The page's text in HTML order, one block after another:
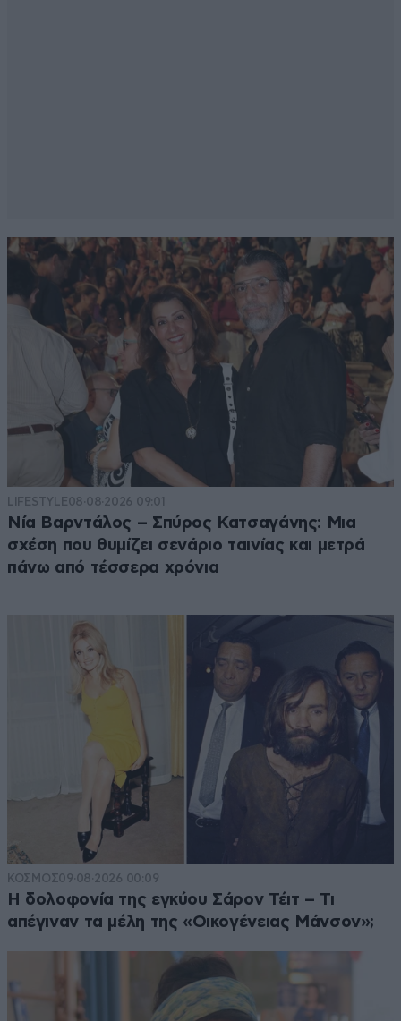
LIFESTYLE08·08·2026 09:01
Νία Βαρντάλος – Σπύρος Κατσαγάνης: Μια
σχέση που θυμίζει σενάριο ταινίας και μετρά
πάνω από τέσσερα χρόνια
ΚΟΣΜΟΣ09·08·2026 00:09
Η δολοφονία της εγκύου Σάρον Τέιτ – Τι
απέγιναν τα μέλη της «Οικογένειας Μάνσον»;